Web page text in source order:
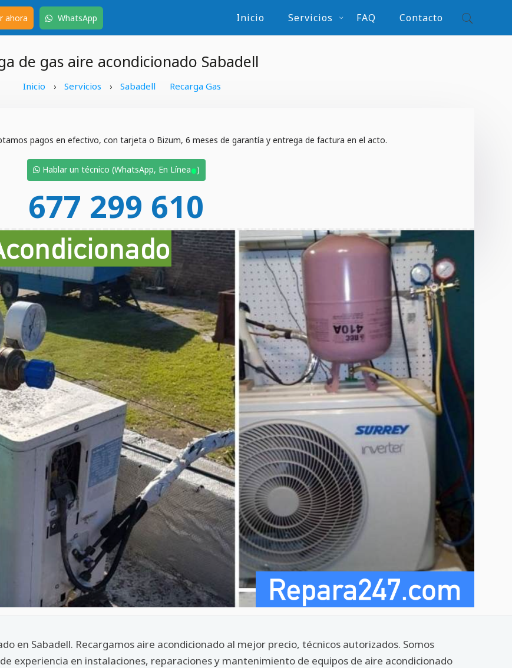
ahora WhatsApp Inicio Servicios FAQ Contacto
de gas aire acondicionado Sabadell
Inicio › Servicios › Sabadell Recarga Gas
pagos en efectivo, con tarjeta o Bizum, 6 meses de garantía y entrega de factura en el acto.
Hablar un técnico (WhatsApp, En Línea•)
677 299 610
en Sabadell. Recargamos aire acondicionado al mejor precio, técnicos autorizados. Somos
experiencia en instalaciones, reparaciones y mantenimiento de equipos de aire acondicionado